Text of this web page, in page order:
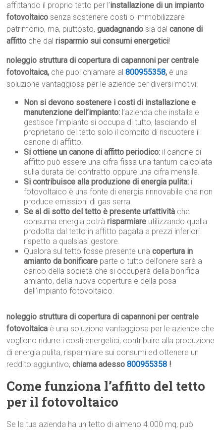
affittando il proprio tetto per l’installazione di un impianto
fotovoltaico senza sostenere costi o immobilizzare
patrimonio, ma, piuttosto,guadagnando sia dalcanone di
affitto che dalrisparmio sui consumi energetici!
noleggio struttura di copertura di capannoni per centrale
fotovoltaica, che puoi chiamare al800955358, è una
soluzione vantaggiosa per le aziende per diversi motivi:
Non si devono sostenere i costi di installazione e
manutenzione dell’impianto: l’azienda che installa e
gestisce l’impianto si occupa di tutto, lasciando al
proprietario del tetto solo il compito di riscuotere il
canone di affitto.
Si ottiene un canone di affitto periodico: il canone di
affitto può essere una cifra fissa una tantum calcolata
sulla durata del contratto oppure una cifra mensile.
Si contribuisce alla produzione di energia pulita: il
fotovoltaico è una fonte di energia rinnovabile che non
produce emissioni di gas serra.
Se al di sotto del tetto è presente un’attività che
consuma energia potràrisparmiare utilizzando quella
prodotta dal tetto in affitto pagata a prezzi inferiori
rispetto a qualsiasi gestore.
Qualora sul tetto fosse presente unacopertura in
amianto da bonificare parte o tutto dell’onere sarà a
carico della società che si occuperà della bonifica
amianto, della nuova copertura e della posa
dell’impianto fotovoltaico.
noleggio struttura di copertura di capannoni per centrale
fotovoltaica è una soluzione vantaggiosa per le aziende che
vogliono ridurre i costi energetici, contribuire alla produzione
di energia pulita, risparmiare sui consumi ed ottenere un
reddito aggiuntivo,chiama adesso800955358 !
Come funziona l’affitto del tetto
per il fotovoltaico
Se la tua azienda ha un tetto di almeno 4.000 mq, può